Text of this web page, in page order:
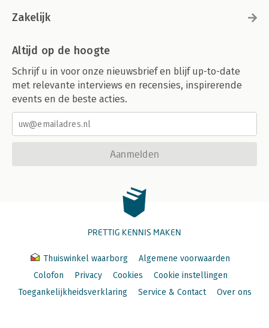
Zakelijk
Altijd op de hoogte
Schrijf u in voor onze nieuwsbrief en blijf up-to-date
met relevante interviews en recensies, inspirerende
events en de beste acties.
Aanmelden
PRETTIG KENNIS MAKEN
Thuiswinkel waarborg
Algemene voorwaarden
Colofon
Privacy Cookies
Cookie instellingen
Toegankelijkheidsverklaring
Service & Contact Over ons